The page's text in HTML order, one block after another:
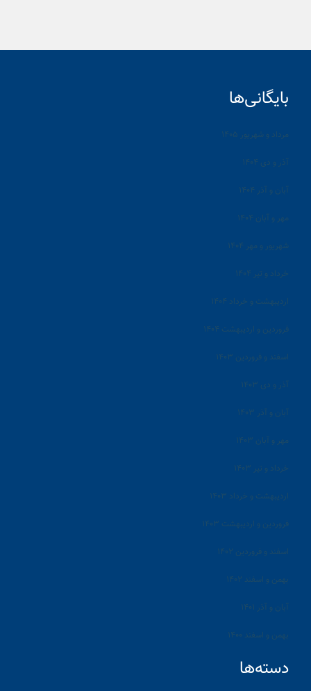
بایگانی‌ها
مرداد و شهریور ۱۴۰۵
آذر و دی ۱۴۰۴
آبان و آذر ۱۴۰۴
مهر و آبان ۱۴۰۴
شهریور و مهر ۱۴۰۴
خرداد و تیر ۱۴۰۴
اردیبهشت و خرداد ۱۴۰۴
فروردین و اردیبهشت ۱۴۰۴
اسفند و فروردین ۱۴۰۳
آذر و دی ۱۴۰۳
آبان و آذر ۱۴۰۳
مهر و آبان ۱۴۰۳
خرداد و تیر ۱۴۰۳
اردیبهشت و خرداد ۱۴۰۳
فروردین و اردیبهشت ۱۴۰۳
اسفند و فروردین ۱۴۰۲
بهمن و اسفند ۱۴۰۲
آبان و آذر ۱۴۰۱
بهمن و اسفند ۱۴۰۰
دسته‌ها